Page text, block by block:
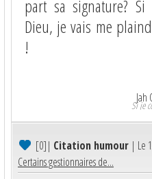
part sa signature?
Dieu, je vais me
!
Jah
Si je
[0]| Citation humour | Le
Certains gestionnaires de...